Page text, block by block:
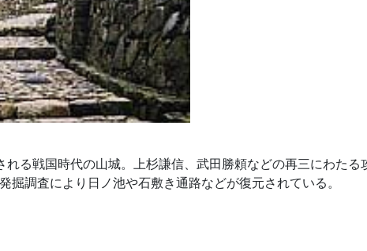
る戦国時代の山城。上杉謙信、武田勝頼などの再三にわたる
調査により日ノ池や石敷き通路などが復元されている。